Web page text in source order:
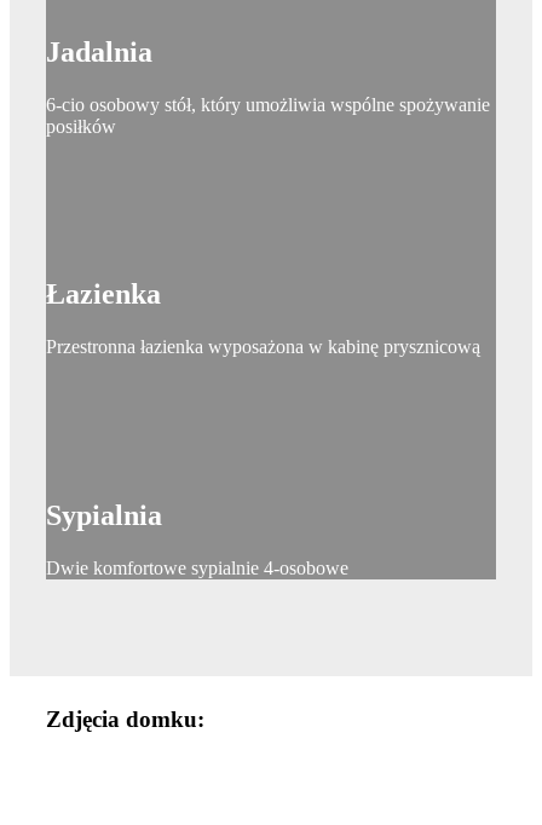
Jadalnia
6-cio osobowy stół, który umożliwia wspólne spożywanie
posiłków
Łazienka
Przestronna łazienka wyposażona w kabinę prysznicową
Sypialnia
Dwie komfortowe sypialnie 4-osobowe
Zdjęcia domku: